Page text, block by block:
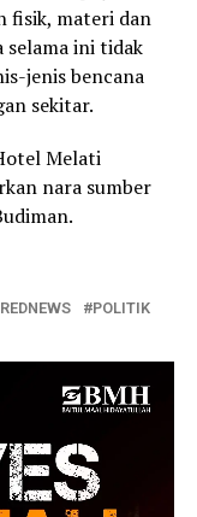
fisik, materi dan
selama ini tidak
jenis bencana
sekitar.
Melati
nara sumber
POLITIK